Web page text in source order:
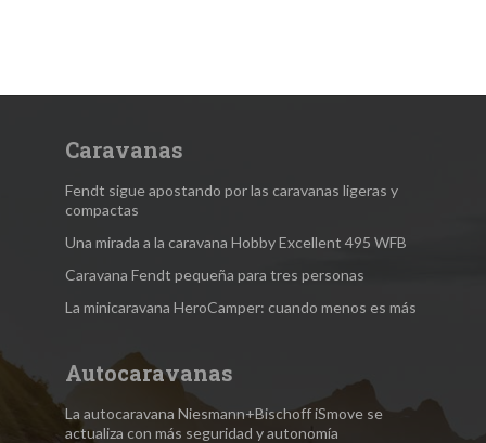
Caravanas
Fendt sigue apostando por las caravanas ligeras y
compactas
Una mirada a la caravana Hobby Excellent 495 WFB
Caravana Fendt pequeña para tres personas
La minicaravana HeroCamper: cuando menos es más
Autocaravanas
La autocaravana Niesmann+Bischoff iSmove se
actualiza con más seguridad y autonomía